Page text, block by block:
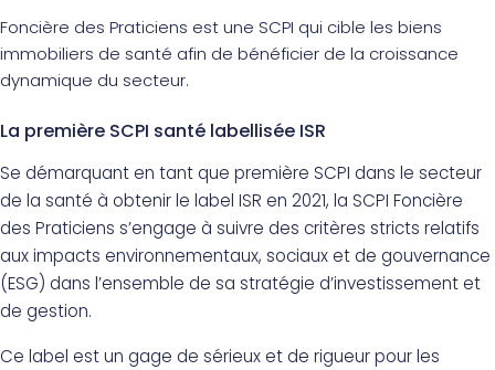
Foncière des Praticiens est une SCPI qui cible les biens
immobiliers de santé afin de bénéficier de la croissance
dynamique du secteur.
La première SCPI santé labellisée ISR
Se démarquant en tant que première SCPI dans le secteur
de la santé à obtenir le label ISR en 2021, la SCPI Foncière
des Praticiens s’engage à suivre des critères stricts relatifs
aux impacts environnementaux, sociaux et de gouvernance
(ESG) dans l’ensemble de sa stratégie d’investissement et
de gestion.
Ce label est un gage de sérieux et de rigueur pour les